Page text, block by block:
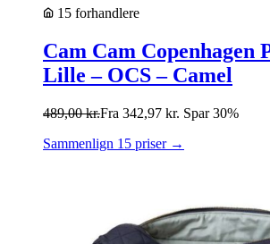
15 forhandlere
Cam Cam Copenhagen
Lille – OCS – Camel
489,00kr.Fra 342,97 kr. Spar 30%
Sammenlign 15 priser →